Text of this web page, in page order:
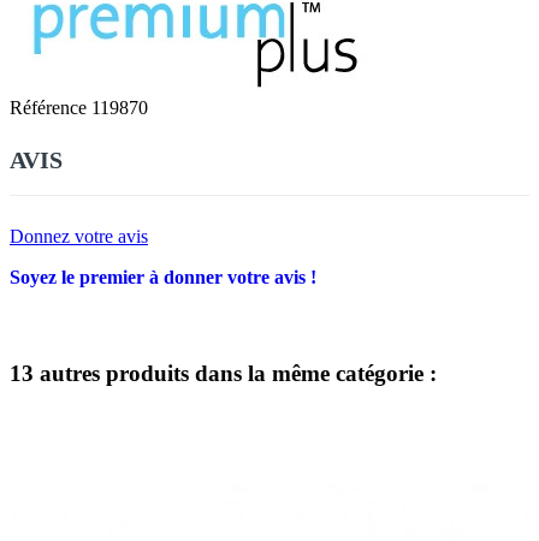
Référence 119870
AVIS
Donnez votre avis
Soyez le premier à donner votre avis !
13 autres produits dans la même catégorie :